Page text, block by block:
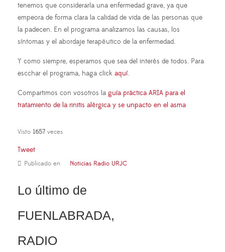
tenemos que considerarla una enfermedad grave, ya que
empeora de forma clara la calidad de vida de las personas que
la padecen. En el programa analizamos las causas, los
síntomas y el abordaje terapéutico de la enfermedad.
Y como siempre, esperamos que sea del interés de todos. Para
escchar el programa, haga click aquí.
Compartimos con vosotros la guía práctica ARIA para el
tratamiento de la rinitis alérgica y se unpacto en el asma
Visto 1657 veces
Tweet
Publicado en Noticias Radio URJC
Lo último de
FUENLABRADA,
RADIO